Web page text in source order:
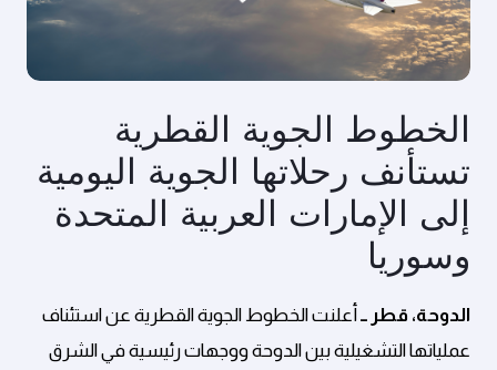
JPG
الخطوط الجوية القطرية
تستأنف رحلاتها الجوية اليومية
إلى الإمارات العربية المتحدة
وسوريا
الدوحة، قطر ــأعلنت الخطوط الجوية القطرية عن استئناف
عملياتها التشغيلية بين الدوحة ووجهات رئيسية في الشرق